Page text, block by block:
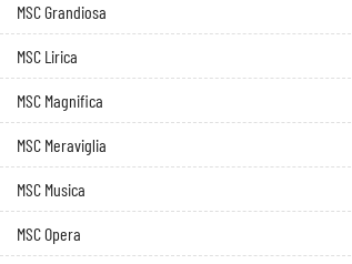
MSC Grandiosa
MSC Lirica
MSC Magnifica
MSC Meraviglia
MSC Musica
MSC Opera